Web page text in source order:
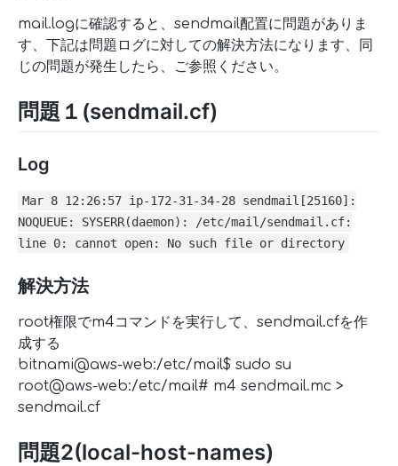
mail.logに確認すると、sendmail配置に問題がありま
す、下記は問題ログに対しての解決方法になります、同
じの問題が発生したら、ご参照ください。
問題１(sendmail.cf)
Log
Mar 8 12:26:57 ip-172-31-34-28 sendmail[25160]:
NOQUEUE: SYSERR(daemon): /etc/mail/sendmail.cf:
line 0: cannot open: No such file or directory
解決方法
root権限でm4コマンドを実行して、sendmail.cfを作
成する
bitnami@aws-web:/etc/mail$ sudo su
root@aws-web:/etc/mail# m4 sendmail.mc >
sendmail.cf
問題2(local-host-names)